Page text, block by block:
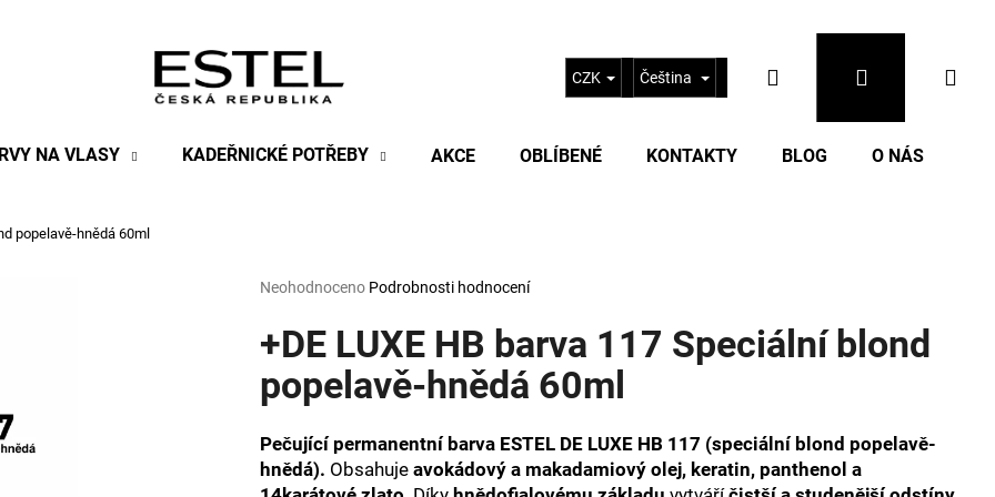
NA VLASY KADEŘNICKÉ POTŘEBY AKCE OBLÍBENÉ KONTAKTY BLOG O NÁS
CZK Čeština Hledat Přihlášení
popelavě-hnědá 60ml
Průměrné
produktu
je
z
hvězdiček.
Neohodnoceno Podrobnosti hodnocení
+DE LUXE HB barva 117 Speciální blond
popelavě-hnědá 60ml
Pečující permanentní barva ESTEL DE LUXE HB 117 (speciální blond popelavě-
hnědá). Obsahuje avokádový a makadamiový olej, keratin, panthenol a
Následující